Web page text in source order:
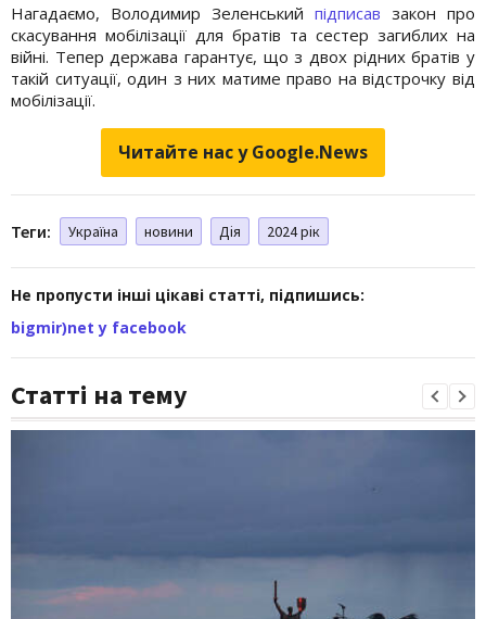
Нагадаємо, Володимир Зеленський підписав закон про
скасування мобілізації для братів та сестер загиблих на
війні. Тепер держава гарантує, що з двох рідних братів у
такій ситуації, один з них матиме право на відстрочку від
мобілізації.
Читайте нас у Google.News
Теги: Україна новини Дія 2024 рік
Не пропусти інші цікаві статті, підпишись:
bigmir)net у facebook
Статті на тему